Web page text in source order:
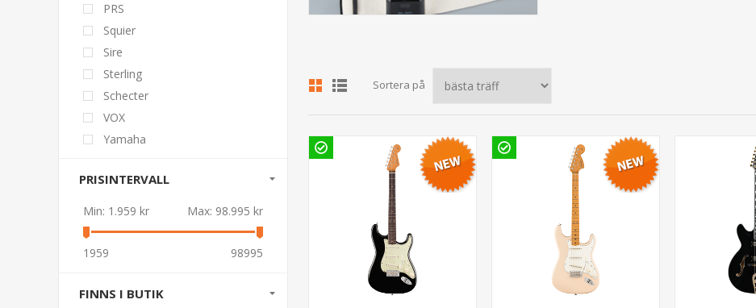
Sortera på
PRS
Squier
Sire
Sterling
Schecter
VOX
Yamaha
PRISINTERVALL
Min: 1.959 kr Max: 98.995 kr
1959 98995
FINNS I BUTIK